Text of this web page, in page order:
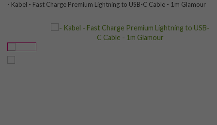
- Kabel - Fast Charge Premium Lightning to USB-C Cable - 1m Glamour